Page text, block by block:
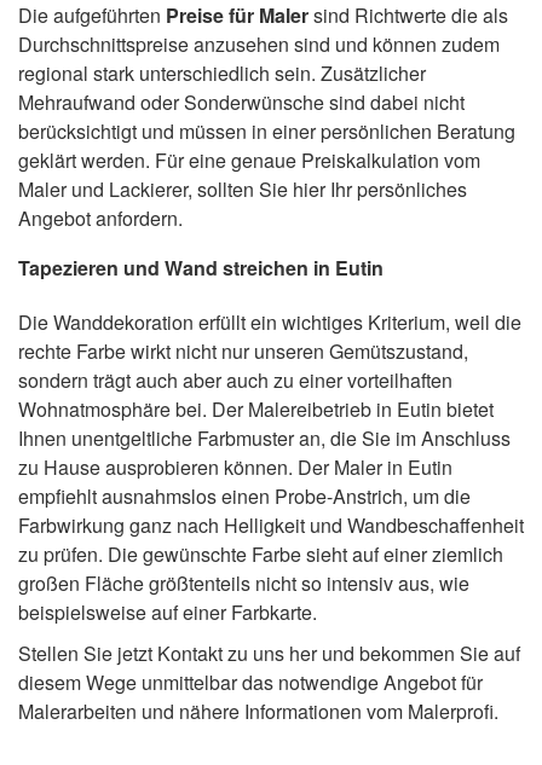
Die aufgeführten Preise für Malersind Richtwerte die als
Durchschnittspreise anzusehen sind und können zudem
regional stark unterschiedlich sein. Zusätzlicher
Mehraufwand oder Sonderwünsche sind dabei nicht
berücksichtigt und müssen in einer persönlichen Beratung
geklärt werden. Für eine genaue Preiskalkulation vom
Maler und Lackierer, sollten Sie hier Ihr persönliches
Angebot anfordern.
Tapezieren und Wand streichen in Eutin
Die Wanddekoration erfüllt ein wichtiges Kriterium, weil die
rechte Farbe wirkt nicht nur unseren Gemütszustand,
sondern trägt auch aber auch zu einer vorteilhaften
Wohnatmosphäre bei. Der Malereibetrieb in Eutin bietet
Ihnen unentgeltliche Farbmuster an, die Sie im Anschluss
zu Hause ausprobieren können. Der Maler in Eutin
empfiehlt ausnahmslos einen Probe-Anstrich, um die
Farbwirkung ganz nach Helligkeit und Wandbeschaffenheit
zu prüfen. Die gewünschte Farbe sieht auf einer ziemlich
großen Fläche größtenteils nicht so intensiv aus, wie
beispielsweise auf einer Farbkarte.
Stellen Sie jetzt Kontakt zu uns her und bekommen Sie auf
diesem Wege unmittelbar das notwendige Angebot für
Malerarbeiten und nähere Informationen vom Malerprofi.